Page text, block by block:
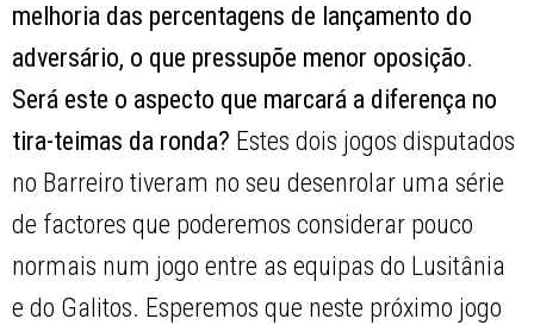
melhoria das percentagens de lançamento do
adversário, o que pressupõe menor oposição.
Será este o aspecto que marcará a diferença no
tira-teimas da ronda? Estes dois jogos disputados
no Barreiro tiveram no seu desenrolar uma série
de factores que poderemos considerar pouco
normais num jogo entre as equipas do Lusitânia
e do Galitos. Esperemos que neste próximo jogo